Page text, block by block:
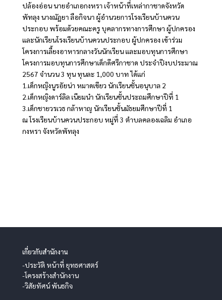
ปล้องอ่อน นายอำเภอกงหรา เจ้าหน้าที่เหล่ากาชาดจังหวัด
พัทลุง นางณัฏยา ลือกิจนา ผู้อำนวยการโรงเรียนบ้านควน
ประกอบ พร้อมด้วยคณะครู บุคลากรทางการศึกษา ผู้ปกครอง
และนักเรียนโรงเรียนบ้านควนประกอบ ผู้ปกครอง เข้าร่วม
โครงการเลี้ยงอาหารกลางวันนักเรียน และมอบทุนการศึกษา
โครงการมอบทุนการศึกษาเด็กดีศรีกาชาด ประจำปีงบประมาณ
2567 จำนวน 3 ทุน ทุนละ 1,000 บาท ได้แก่
1.เด็กหญิงนูรอัยน่า หมาดเขียว นักเรียนชั้นอนุบาล 2
2.เด็กหญิงดาร์ลิล เนียมนำ นักเรียนชั้นประถมศึกษาปีที่ 1
3.เด็กชายวรเวธ กล้าหาญ นักเรียนชั้นมัธยมศึกษาปีที่ 1
ณ โรงเรียนบ้านควนประกอบ หมู่ที่ 3 ตำบลคลองเฉลิม อำเภอ
กงหรา จังหวัดพัทลุง
เกี่ยวกับสำนักงาน
-ประวัติ หน้าที่ ยุทธศาสตร์
-โครงสร้างสำนักงาน
-วิสัยทัศน์ พันธกิจ